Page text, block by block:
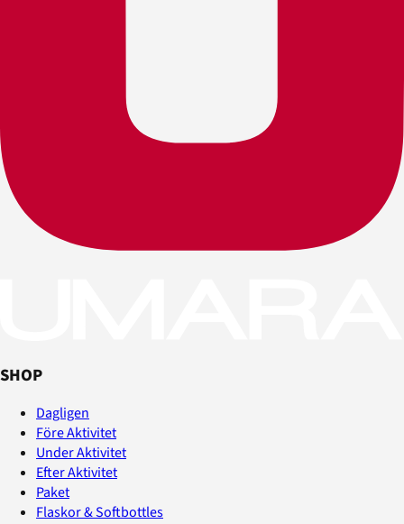
SHOP
Dagligen
Före Aktivitet
Under Aktivitet
Efter Aktivitet
Paket
Flaskor & Softbottles